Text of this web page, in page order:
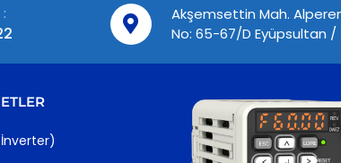
Akşemsettin Mah.
No: 65-67/D Eyüpsultan